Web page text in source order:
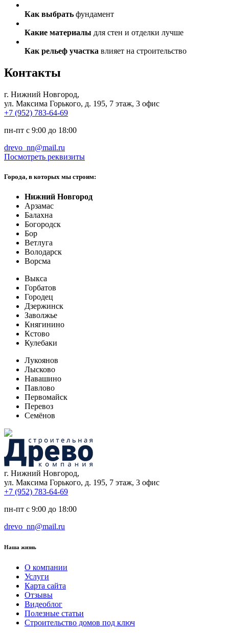
Как выбрать фундамент
Какие материалы для стен и отделки лучше
Как рельеф участка влияет на строительство
Контакты
г. Нижний Новгород,
ул. Максима Горького, д. 195, 7 этаж, 3 офис
+7 (952) 783-64-69
пн-пт с 9:00 до 18:00
drevo_nn@mail.ru
Посмотреть реквизиты
Города, в которых мы строим:
Нижний Новгород
Арзамас
Балахна
Богородск
Бор
Ветлуга
Володарск
Ворсма
Выкса
Горбатов
Городец
Дзержинск
Заволжье
Княгинино
Кстово
Кулебаки
Лукоянов
Лысково
Навашино
Павлово
Первомайск
Перевоз
Семёнов
г. Нижний Новгород,
ул. Максима Горького, д. 195, 7 этаж, 3 офис
+7 (952) 783-64-69
пн-пт с 9:00 до 18:00
drevo_nn@mail.ru
Наша жизнь
О компании
Услуги
Карта сайта
Отзывы
Видеоблог
Полезные статьи
Строительство домов под ключ